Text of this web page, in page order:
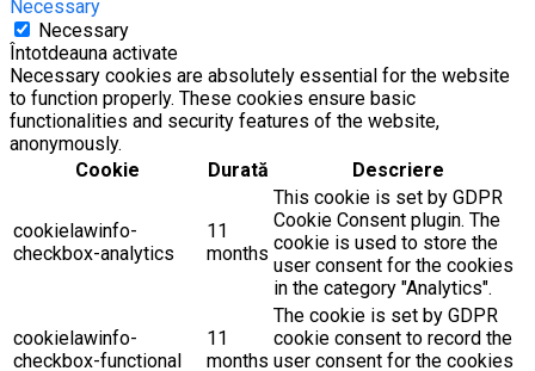
Necessary
Necessary
Întotdeauna activate
Necessary cookies are absolutely essential for the website
to function properly. These cookies ensure basic
functionalities and security features of the website,
anonymously.
Cookie
Durată Descriere
cookielawinfo-
checkbox-analytics
11
months
This cookie is set by GDPR
Cookie Consent plugin. The
cookie is used to store the
user consent for the cookies
in the category "Analytics".
cookielawinfo-
checkbox-functional
11
months
The cookie is set by GDPR
cookie consent to record the
user consent for the cookies